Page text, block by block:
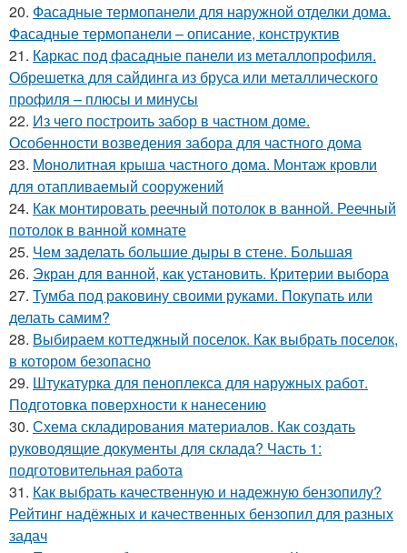
20. Фасадные термопанели для наружной отделки дома.
Фасадные термопанели – описание, конструктив
21. Каркас под фасадные панели из металлопрофиля.
Обрешетка для сайдинга из бруса или металлического
профиля – плюсы и минусы
22. Из чего построить забор в частном доме.
Особенности возведения забора для частного дома
23. Монолитная крыша частного дома. Монтаж кровли
для отапливаемый сооружений
24. Как монтировать реечный потолок в ванной. Реечный
потолок в ванной комнате
25. Чем заделать большие дыры в стене. Большая
26. Экран для ванной, как установить. Критерии выбора
27. Тумба под раковину своими руками. Покупать или
делать самим?
28. Выбираем коттеджный поселок. Как выбрать поселок,
в котором безопасно
29. Штукатурка для пеноплекса для наружных работ.
Подготовка поверхности к нанесению
30. Схема складирования материалов. Как создать
руководящие документы для склада? Часть 1:
подготовительная работа
31. Как выбрать качественную и надежную бензопилу?
Рейтинг надёжных и качественных бензопил для разных
задач